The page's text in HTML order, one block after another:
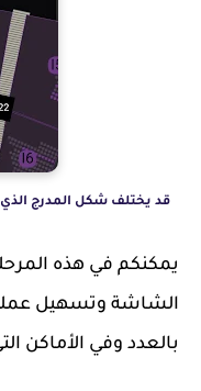
قد يختلف شكل المدرج
يمكنكم في هذه
الشاشة وتسهيل عملية
بالعدد وفي الأماكن